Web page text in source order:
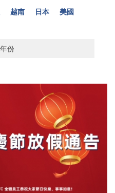
越南 日本
美國
份